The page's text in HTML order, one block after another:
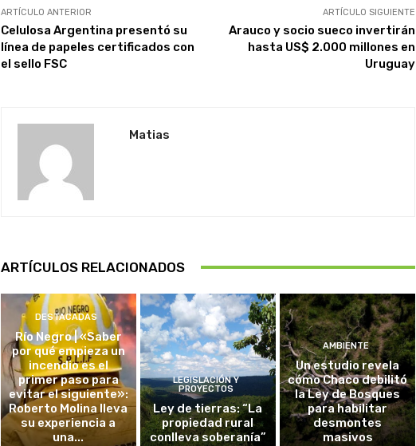
ARTÍCULO ANTERIOR
Celulosa Argentina presentó su
línea de papeles certificados con
el sello FSC
ARTÍCULO SIGUIENTE
Arauco y socio sueco invertirán
hasta US$ 2.000 millones en
Uruguay
Matias
ARTÍCULOS RELACIONADOS
DESTACADAS
Río Negro | «Saber
por qué empieza un
incendio es el
primer paso para
evitar el siguiente»:
Roberto Molina lleva
su experiencia a
una...
LEGISLACIÓN Y
PROYECTOS
Ley de tierras: “La
propiedad rural
conlleva soberanía”
AMBIENTE
Un estudio revela
cómo Chaco debilitó
la Ley de Bosques
para habilitar
desmontes
masivos